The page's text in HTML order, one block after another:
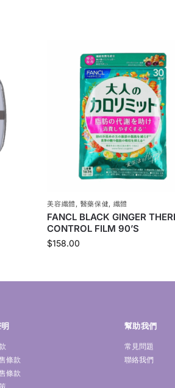
美容纖體 醫藥保健 纖體
FANCL BLACK GINGER
CONTROL FILM 90’S
$158.00
條款
條款
幫助我們
常見問題
聯絡我們